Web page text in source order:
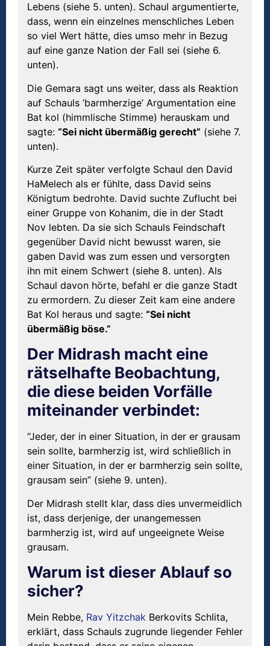
Lebens (siehe 5. unten). Schaul argumentierte,
dass, wenn ein einzelnes menschliches Leben
so viel Wert hätte, dies umso mehr in Bezug
auf eine ganze Nation der Fall sei (siehe 6.
unten).
Die Gemara sagt uns weiter, dass als Reaktion
auf Schauls ‘barmherzige’ Argumentation eine
Bat kol (himmlische Stimme) herauskam und
sagte: “Sei nicht übermäßig gerecht” (siehe 7.
unten).
Kurze Zeit später verfolgte Schaul den David
HaMelech als er fühlte, dass David seins
Königtum bedrohte. David suchte Zuflucht bei
einer Gruppe von Kohanim, die in der Stadt
Nov lebten. Da sie sich Schauls Feindschaft
gegenüber David nicht bewusst waren, sie
gaben David was zum essen und versorgten
ihn mit einem Schwert (siehe 8. unten). Als
Schaul davon hörte, befahl er die ganze Stadt
zu ermordern. Zu dieser Zeit kam eine andere
Bat Kol heraus und sagte: “Sei nicht
übermäßig böse.”
Der Midrash macht eine
rätselhafte Beobachtung,
die diese beiden Vorfälle
miteinander verbindet:
“Jeder, der in einer Situation, in der er grausam
sein sollte, barmherzig ist, wird schließlich in
einer Situation, in der er barmherzig sein sollte,
grausam sein” (siehe 9. unten).
Der Midrash stellt klar, dass dies unvermeidlich
ist, dass derjenige, der unangemessen
barmherzig ist, wird auf ungeeignete Weise
grausam.
Warum ist dieser Ablauf so
sicher?
Mein Rebbe, Rav Yitzchak Berkovits Schlita,
erklärt, dass Schauls zugrunde liegender Fehler